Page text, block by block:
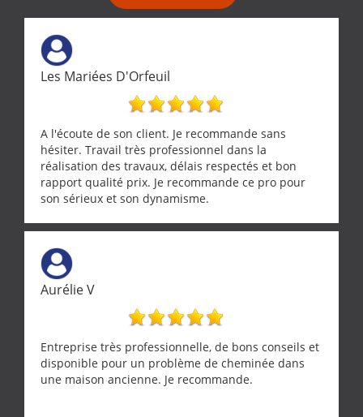
Les Mariées D'Orfeuil
A l'écoute de son client. Je recommande sans
hésiter. Travail très professionnel dans la
réalisation des travaux, délais respectés et bon
rapport qualité prix. Je recommande ce pro pour
son sérieux et son dynamisme.
Aurélie V
Entreprise très professionnelle, de bons conseils et
disponible pour un problème de cheminée dans
une maison ancienne. Je recommande.